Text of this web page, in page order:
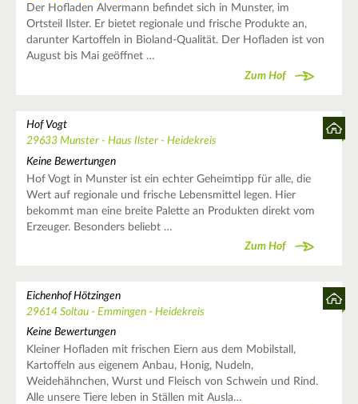
Der Hofladen Alvermann befindet sich in Munster, im
Ortsteil Ilster. Er bietet regionale und frische Produkte an,
darunter Kartoffeln in Bioland-Qualität. Der Hofladen ist von
August bis Mai geöffnet …
Zum Hof
Hof Vogt
29633 Munster - Haus Ilster - Heidekreis
Keine Bewertungen
Hof Vogt in Munster ist ein echter Geheimtipp für alle, die
Wert auf regionale und frische Lebensmittel legen. Hier
bekommt man eine breite Palette an Produkten direkt vom
Erzeuger. Besonders beliebt …
Zum Hof
Eichenhof Hötzingen
29614 Soltau - Emmingen - Heidekreis
Keine Bewertungen
Kleiner Hofladen mit frischen Eiern aus dem Mobilstall,
Kartoffeln aus eigenem Anbau, Honig, Nudeln,
Weidehähnchen, Wurst und Fleisch von Schwein und Rind.
Alle unsere Tiere leben in Ställen mit Ausla…